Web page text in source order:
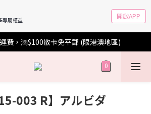
專屬權益 開啟APP
費，滿$100散卡免平郵 (限港澳地區)
003 R】アルビダ